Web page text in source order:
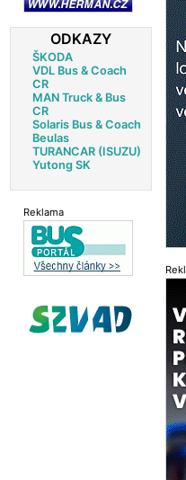
ODKAZY
ŠKODA
VDL Bus & Coach
CR
MAN Truck & Bus
CR
Solaris Bus & Coach
Beulas
TURANCAR (ISUZU)
Yutong SK
Reklama